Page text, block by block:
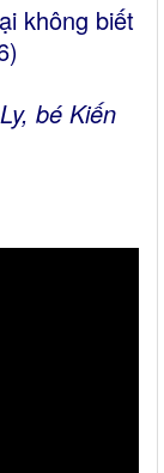
không biết
bé Kiến